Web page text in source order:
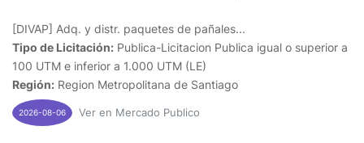
[DIVAP] Adq. y distr. paquetes de pañales...
Tipo de Licitación: Publica-Licitacion Publica igual o superior a
100 UTM e inferior a 1.000 UTM (LE)
Región: Region Metropolitana de Santiago
2026-08-06 Ver en Mercado Publico